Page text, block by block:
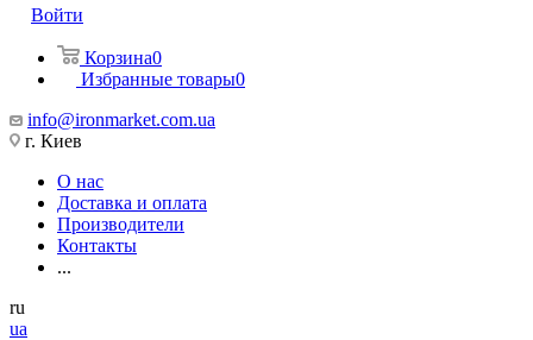
Войти
Корзина0
Избранные товары0
info@ironmarket.com.ua
г. Киев
О нас
Доставка и оплата
Производители
Контакты
...
ru
ua